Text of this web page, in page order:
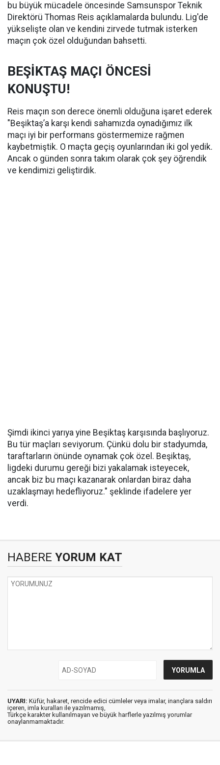
bu büyük mücadele öncesinde Samsunspor Teknik
Direktörü Thomas Reis açıklamalarda bulundu. Lig'de
yükselişte olan ve kendini zirvede tutmak isterken
maçın çok özel olduğundan bahsetti.
BEŞİKTAŞ MAÇI ÖNCESİ
KONUŞTU!
Reis maçın son derece önemli olduğuna işaret ederek
"Beşiktaş’a karşı kendi sahamızda oynadığımız ilk
maçı iyi bir performans göstermemize rağmen
kaybetmiştik. O maçta geçiş oyunlarından iki gol yedik.
Ancak o günden sonra takım olarak çok şey öğrendik
ve kendimizi geliştirdik.
Şimdi ikinci yarıya yine Beşiktaş karşısında başlıyoruz.
Bu tür maçları seviyorum. Çünkü dolu bir stadyumda,
taraftarların önünde oynamak çok özel. Beşiktaş,
ligdeki durumu gereği bizi yakalamak isteyecek,
ancak biz bu maçı kazanarak onlardan biraz daha
uzaklaşmayı hedefliyoruz." şeklinde ifadelere yer
verdi.
HABERE YORUM KAT
UYARI: Küfür, hakaret, rencide edici cümleler veya imalar, inançlara saldırı
içeren, imla kuralları ile yazılmamış,
Türkçe karakter kullanılmayan ve büyük harflerle yazılmış yorumlar
onaylanmamaktadır.